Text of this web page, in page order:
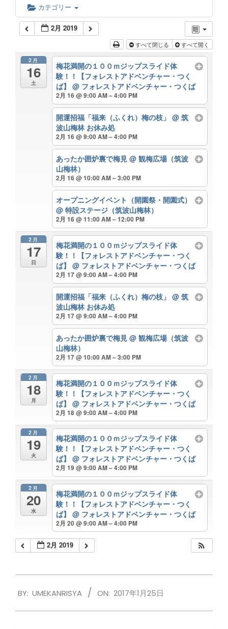
カテゴリー
2月 2019
すべて閉じる すべて開く
2月
16
土
梅花満開の１００ｍジップスライド体
験！！【フォレストアドベンチャー・つく
ば】@ フォレストアドベンチャー・つくば
2月 16 @ 9:00 AM – 4:00 PM
開運招福「福来（ふくれ）梅の枝」@ 筑
波山梅林 お休み処
2月 16 @ 9:00 AM – 4:00 PM
あったか囲炉裏で梅見@ 観梅広場（筑波
山梅林）
2月 16 @ 10:00 AM – 3:00 PM
オープニングイベント（開園祭・開園式）
@ 特設ステージ（筑波山梅林）
2月 16 @ 11:00 AM – 12:00 PM
2月
17
日
梅花満開の１００ｍジップスライド体
験！！【フォレストアドベンチャー・つく
ば】@ フォレストアドベンチャー・つくば
2月 17 @ 9:00 AM – 4:00 PM
開運招福「福来（ふくれ）梅の枝」@ 筑
波山梅林 お休み処
2月 17 @ 9:00 AM – 4:00 PM
あったか囲炉裏で梅見@ 観梅広場（筑波
山梅林）
2月 17 @ 10:00 AM – 3:00 PM
2月
18
月
梅花満開の１００ｍジップスライド体
験！！【フォレストアドベンチャー・つく
ば】@ フォレストアドベンチャー・つくば
2月 18 @ 9:00 AM – 4:00 PM
2月
19
火
梅花満開の１００ｍジップスライド体
験！！【フォレストアドベンチャー・つく
ば】@ フォレストアドベンチャー・つくば
2月 19 @ 9:00 AM – 4:00 PM
2月
20
水
梅花満開の１００ｍジップスライド体
験！！【フォレストアドベンチャー・つく
ば】@ フォレストアドベンチャー・つくば
2月 20 @ 9:00 AM – 4:00 PM
2月 2019
01-
BY: UMEKANRISYA ON: 2017年1月25日